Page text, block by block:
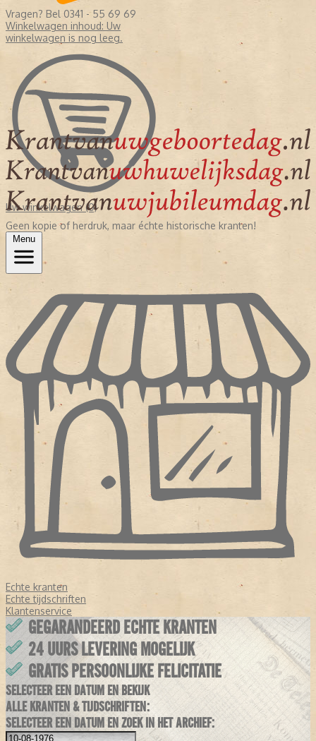
Vragen? Bel 0341 - 55 69 69
Winkelwagen inhoud: Uw
winkelwagen is nog leeg.
Uw winkelwagen (0)
Geen kopie of herdruk, maar échte historische kranten!
Menu
Echte kranten
Echte tijdschriften
Klantenservice
GEGARANDEERD ECHTE KRANTEN
24 UURS LEVERING MOGELIJK
GRATIS PERSOONLIJKE FELICITATIE
SELECTEER EEN DATUM EN BEKIJK
ALLE KRANTEN & TIJDSCHRIFTEN:
SELECTEER EEN DATUM EN ZOEK IN HET ARCHIEF: